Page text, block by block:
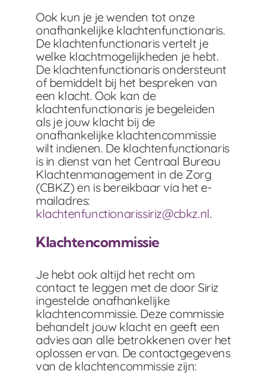
Ook kun je je wenden tot onze
onafhankelijke klachtenfunctionaris.
De klachtenfunctionaris vertelt je
welke klachtmogelijkheden je hebt.
De klachtenfunctionaris ondersteunt
of bemiddelt bij het bespreken van
een klacht. Ook kan de
klachtenfunctionaris je begeleiden
als je jouw klacht bij de
onafhankelijke klachtencommissie
wilt indienen. De klachtenfunctionaris
is in dienst van het Centraal Bureau
Klachtenmanagement in de Zorg
(CBKZ) en is bereikbaar via het e-
mailadres:
klachtenfunctionarissiriz@cbkz.nl.
Klachtencommissie
Je hebt ook altijd het recht om
contact te leggen met de door Siriz
ingestelde onafhankelijke
klachtencommissie. Deze commissie
behandelt jouw klacht en geeft een
advies aan alle betrokkenen over het
oplossen ervan. De contactgegevens
van de klachtencommissie zijn: